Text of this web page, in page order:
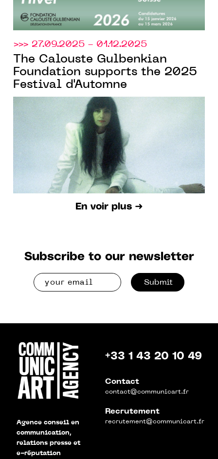
>>> 27.09.2025 - 01.12.2025
The Calouste Gulbenkian
Foundation supports the 2025
Festival d'Automne
En voir plus ➜
Subscribe to our newsletter
Submit
Agence conseil en
communication,
relations presse et
e-réputation
+33 1 43 20 10 49
Contact
contact@communicart.fr
Recrutement
recrutement@communicart.fr